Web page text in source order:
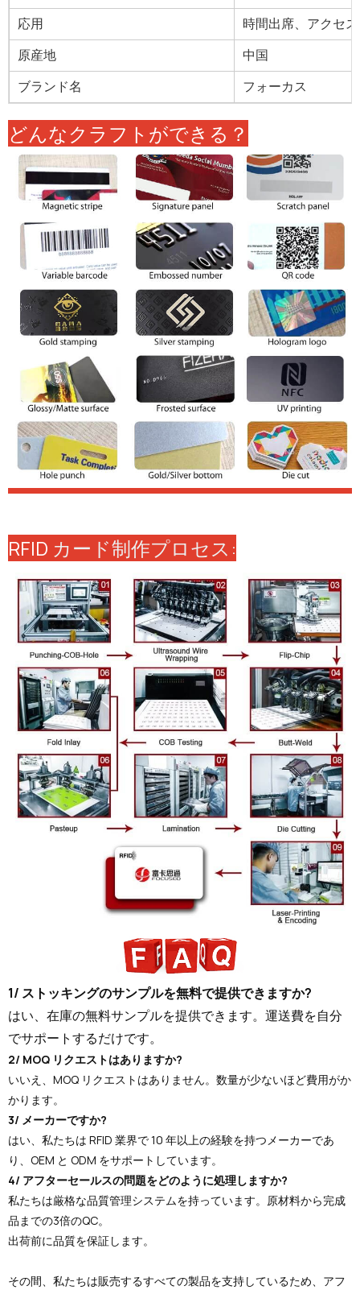
応用 時間出席、アクセ
原産地 中国
ブランド名 フォーカス
どんなクラフトができる？
RFID カード制作プロセス:
1/ ストッキングのサンプルを無料で提供できますか?
はい、在庫の無料サンプルを提供できます。運送費を自分
でサポートするだけです。
2/ MOQ リクエストはありますか?
いいえ、MOQ リクエストはありません。数量が少ないほど費用がか
かります。
3/ メーカーですか?
はい、私たちは RFID 業界で 10 年以上の経験を持つメーカーであ
り、OEM と ODM をサポートしています。
4/ アフターセールスの問題をどのように処理しますか?
私たちは厳格な品質管理システムを持っています。原材料から完成
品までの3倍のQC。
出荷前に品質を保証します。
その間、私たちは販売するすべての製品を支持しているため、アフ